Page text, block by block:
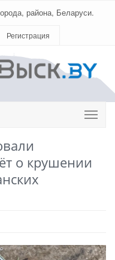
района, Беларуси.
Регистрация
о крушении